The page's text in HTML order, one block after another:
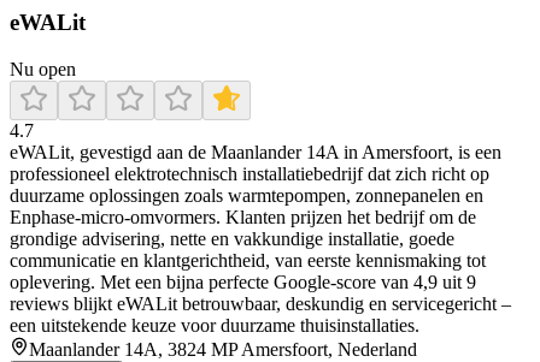
eWALit
Nu open
4.7
eWALit, gevestigd aan de Maanlander 14A in Amersfoort, is een
professioneel elektrotechnisch installatiebedrijf dat zich richt op
duurzame oplossingen zoals warmtepompen, zonnepanelen en
Enphase-micro-omvormers. Klanten prijzen het bedrijf om de
grondige advisering, nette en vakkundige installatie, goede
communicatie en klantgerichtheid, van eerste kennismaking tot
oplevering. Met een bijna perfecte Google-score van 4,9 uit 9
reviews blijkt eWALit betrouwbaar, deskundig en servicegericht –
een uitstekende keuze voor duurzame thuisinstallaties.
Maanlander 14A, 3824 MP Amersfoort, Nederland